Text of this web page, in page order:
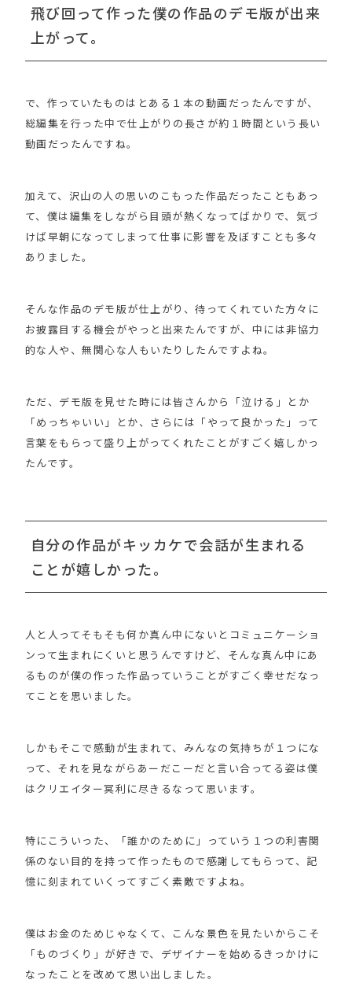
飛び回って作った僕の作品のデモ版が出来
上がって。
で、作っていたものはとある１本の動画だったんですが、
総編集を行った中で仕上がりの長さが約１時間という長い
動画だったんですね。
加えて、沢山の人の思いのこもった作品だったこともあっ
て、僕は編集をしながら目頭が熱くなってばかりで、気づ
けば早朝になってしまって仕事に影響を及ぼすことも多々
ありました。
そんな作品のデモ版が仕上がり、待ってくれていた方々に
お披露目する機会がやっと出来たんですが、中には非協力
的な人や、無関心な人もいたりしたんですよね。
ただ、デモ版を見せた時には皆さんから「泣ける」とか
「めっちゃいい」とか、さらには「やって良かった」って
言葉をもらって盛り上がってくれたことがすごく嬉しかっ
たんです。
自分の作品がキッカケで会話が生まれる
ことが嬉しかった。
人と人ってそもそも何か真ん中にないとコミュニケーショ
ンって生まれにくいと思うんですけど、そんな真ん中にあ
るものが僕の作った作品っていうことがすごく幸せだなっ
てことを思いました。
しかもそこで感動が生まれて、みんなの気持ちが１つにな
って、それを見ながらあーだこーだと言い合ってる姿は僕
はクリエイター冥利に尽きるなって思います。
特にこういった、「誰かのために」っていう１つの利害関
係のない目的を持って作ったもので感謝してもらって、記
憶に刻まれていくってすごく素敵ですよね。
僕はお金のためじゃなくて、こんな景色を見たいからこそ
「ものづくり」が好きで、デザイナーを始めるきっかけに
なったことを改めて思い出しました。